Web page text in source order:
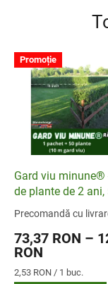
Promoție
Gard viu minune®
de plante de 2 ani,
bucăți
Evaluarea
a
produsului
este
Precomandă cu
73,37 RON –
RON
Evaluare
2,53 RON / 1 buc.